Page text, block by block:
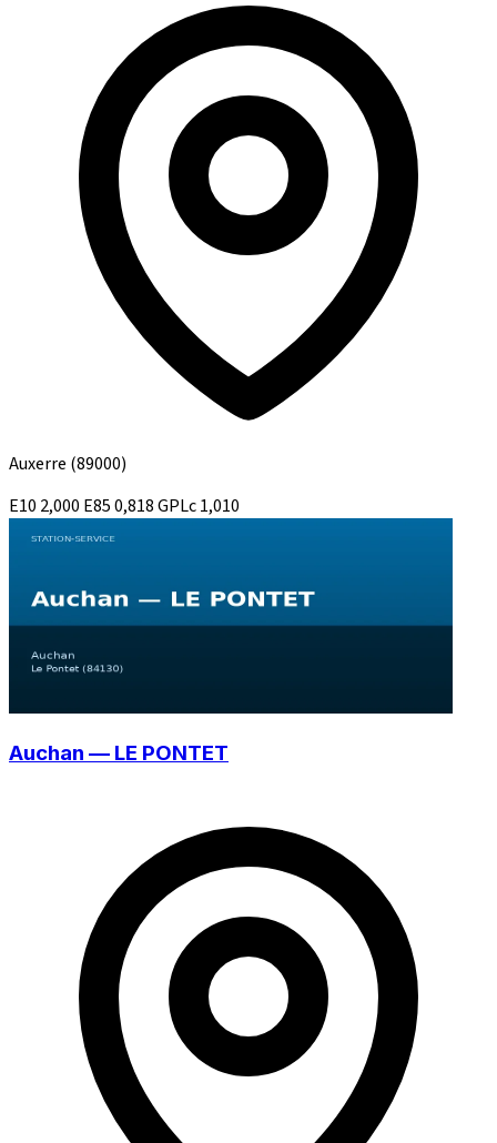
Auxerre (89000)
E10 2,000 E850,818GPLc1,010
Auchan — LE PONTET